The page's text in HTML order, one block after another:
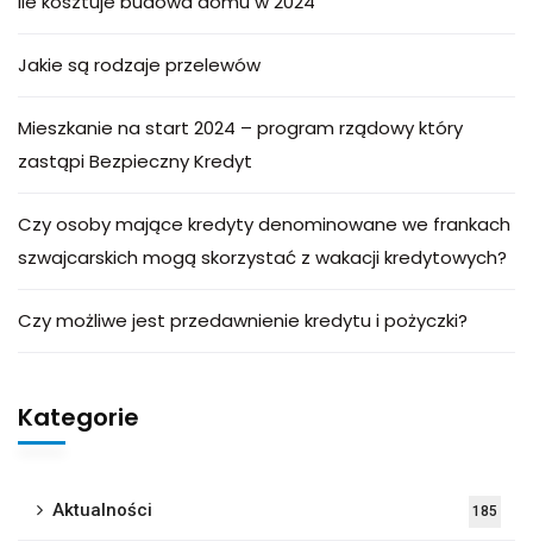
Jakie są rodzaje przelewów
Mieszkanie na start 2024 – program rządowy który
zastąpi Bezpieczny Kredyt
Czy osoby mające kredyty denominowane we frankach
szwajcarskich mogą skorzystać z wakacji kredytowych?
Czy możliwe jest przedawnienie kredytu i pożyczki?
Kategorie
Aktualności 185